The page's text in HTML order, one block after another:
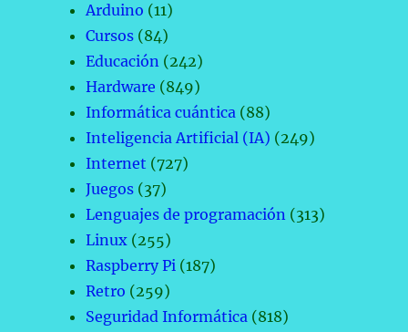
Arduino (11)
Cursos (84)
Educación (242)
Hardware (849)
Informática cuántica (88)
Inteligencia Artificial (IA) (249)
Internet (727)
Juegos (37)
Lenguajes de programación (313)
Linux (255)
Raspberry Pi (187)
Retro (259)
Seguridad Informática (818)